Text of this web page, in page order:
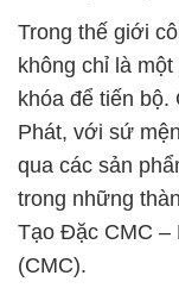
Trong thế giới
không chỉ là
khóa để tiến
Phát, với sứ
qua các sản
trong những
Tạo Đặc CMC –
(CMC).